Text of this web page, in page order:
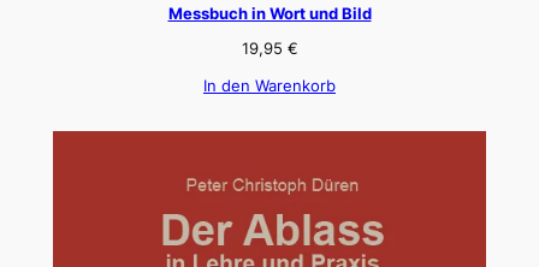
Messbuch in Wort und Bild
19,95 €
In den Warenkorb